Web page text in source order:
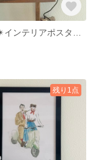
残り1点